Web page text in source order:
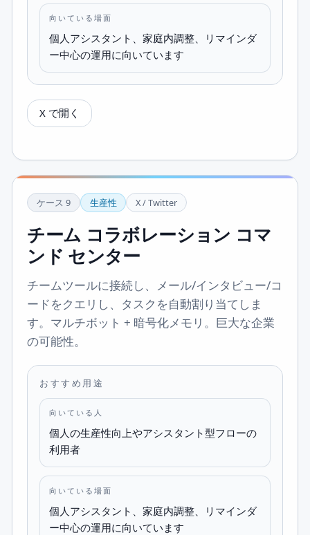
向いている場面
個人アシスタント、家庭内調整、リマインダ
ー中心の運用に向いています
X で開く
ケース 9 生産性 X / Twitter
チーム コラボレーション コマ
ンド センター
チームツールに接続し、メール/インタビュー/コ
ードをクエリし、タスクを自動割り当てしま
す。マルチボット + 暗号化メモリ。巨大な企業
の可能性。
おすすめ用途
向いている人
個人の生産性向上やアシスタント型フローの
利用者
向いている場面
個人アシスタント、家庭内調整、リマインダ
ー中心の運用に向いています